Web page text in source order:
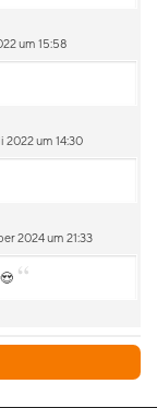
um 15:58
2022 um 14:30
2024 um 21:33
“